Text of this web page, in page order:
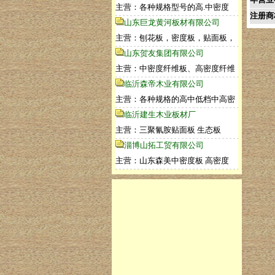
主营：各种规格型号的高.中密度
山东巨龙黄河板材有限公司
主营：刨花板，密度板，贴面板，
山东贺友集团有限公司
主营：中密度纤维板、高密度纤维
临沂森帝木业有限公司
主营：各种规格的高中低档中高密
临沂建生木业板材厂
主营：三聚氰胺贴面板 生态板
淄博山拓工贸有限公司
主营：山东森美中密度板 高密度
注册